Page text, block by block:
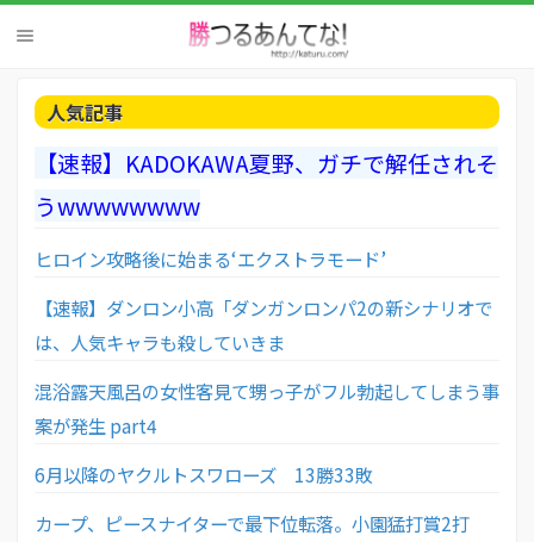
人気記事
【速報】KADOKAWA夏野、ガチで解任されそ
うwwwwwwww
ヒロイン攻略後に始まる‘エクストラモード’
【速報】ダンロン小高「ダンガンロンパ2の新シナリオで
は、人気キャラも殺していきま
混浴露天風呂の女性客見て甥っ子がフル勃起してしまう事
案が発生 part4
6月以降のヤクルトスワローズ 13勝33敗
カープ、ピースナイターで最下位転落。小園猛打賞2打